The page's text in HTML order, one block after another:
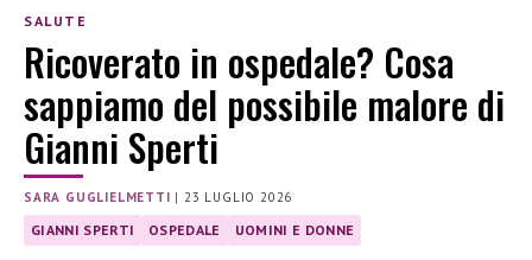
SALUTE
Ricoverato in ospedale? Cosa
sappiamo del possibile malore di
Gianni Sperti
SARA GUGLIELMETTI |23 LUGLIO 2026
GIANNI SPERTI OSPEDALE UOMINI E DONNE